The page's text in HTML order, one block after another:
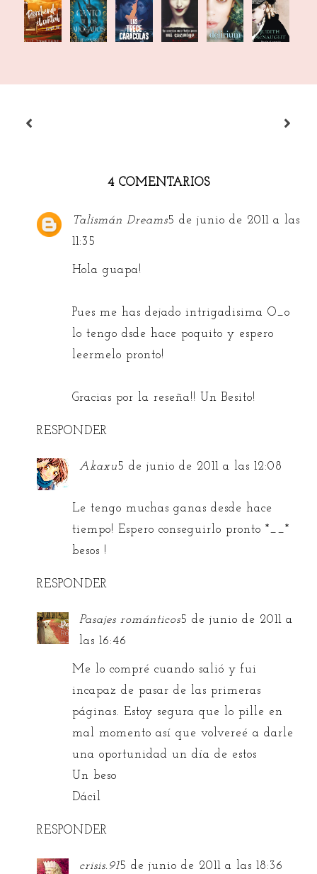
Perdiendo
el control
El canto
de los
Las trece
caracolas
La
canción
Delirium
Pasajes
al
4 COMENTARIOS
Talismán Dreams5 de junio de 2011 a las
11:35
Hola guapa!
Pues me has dejado intrigadisima O_o
lo tengo dsde hace poquito y espero
leermelo pronto!
Gracias por la reseña!! Un Besito!
RESPONDER
Akaxu5 de junio de 2011 a las 12:08
Le tengo muchas ganas desde hace
tiempo! Espero conseguirlo pronto *__*
besos !
RESPONDER
Pasajes románticos5 de junio de 2011 a
las 16:46
Me lo compré cuando salió y fui
incapaz de pasar de las primeras
páginas. Estoy segura que lo pille en
mal momento así que volvereé a darle
una oportunidad un día de estos
Un beso
Dácil
RESPONDER
crisis.915 de junio de 2011 a las 18:36